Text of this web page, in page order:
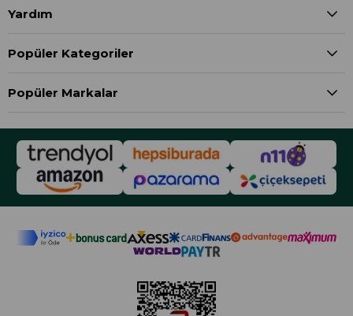
Yardım
Popüler Kategoriler
Popüler Markalar